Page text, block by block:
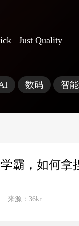
Just Quality
数码 智
霸，如何拿
来源：36kr